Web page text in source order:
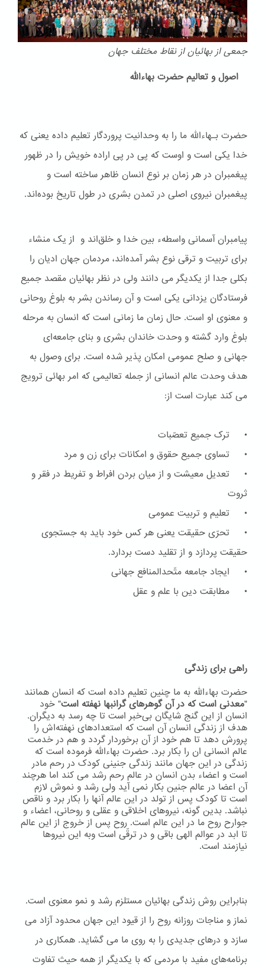
جمعی از بهائیان از نقاط مختلف جهان
اصول و تعالیم حضرت بهاءالله
حضرت بـهاءالله ما را به وحدانیت پروردگار تعلیم داده یعنی که
خدا یکی است و اوست که پی در پی اراده خویش را در ظهور
پیغمبران در هر زمان بر نوع انسان ظاهر ساخته است و
پیغمبران نیروی اصلی در تمدن بشری در طول تاریخ بوده‌اند.
پیامبران آسمانی واسطهء بین خدا و خلق‌اند و از یک منشاء
برای تربیت و ترقی نوع بشر آمده‌اند، مردمان جهان ادیان را
بکلی جدا از یکدیگر می دانند ولی در نظر بهائیان مقصد جمیع
فرستادگان یزدانی یکی است و آن رساندن بشر به بلوغ روحانی
و معنوی او است. حال زمان ما زمانی است که انسان به مرحله
بلوغ وارد گشته و وحدت خاندان بشری و بنای جامعه‌ای
جهانی و صلح عمومی امکان پذیر شده است. برای وصول به
هدف وحدت عالم انسانی از جمله تعالیمی که امر بهائی ترویج
می کند عبارت است از:
• ترک جمیع تعصّبات
• تساوی جمیع حقوق و امکانات برای زن و مرد
• تعدیل معیشت و از میان بردن افراط و تفریط در فقر و
ثروت
• تعلیم و تربیت عمومی
• تحرّی حقیقت یعنی هر کس خود باید به جستجوی
حقیقت پردازد و از تقلید دست بردارد.
• ایجاد جامعه متّحدالمنافع جهانی
• مطابقت دین با علم و عقل
راهی برای زندگی
حضرت بهاءاللّه به ما چنین تعلیم داده است که انسان همانند
"معدنی است که در آن گوهرهای گرانبها نهفته است" خود
انسان از این گنج شایگان بی‌خبر است تا چه رسد به دیگران.
هدف از زندگی انسان آن است که استعدادهای نهفته‌اش را
پرورش دهد تا هم خود از آن برخوردار گردد و هم در خدمت
عالم انسانی ان را بکار برد. حضرت بهاءاللّه فرموده است که
زندگی در این جهان مانند زندگی جنینی کودک در رحم مادر
است و اعضاء بدن انسان در عالم رحم رشد می کند اما هرچند
آن اعضا در عالم جنین بکار نمی آید ولی رشد و نموش لازم
است تا کودک پس از تولد در این عالم آنها را بکار برد و ناقص
نباشد. بدین گونه، نیروهای اخلاقی و عقلی و روحانی، اعضاء و
جوارح روح ما در این عالم است. روح پس از خروج از این عالم
تا ابد در عوالم الهی باقی و در ترقّی است وبه اين نيروها
نيازمند است.
بنابراین روش زندگی بهائیان مستلزم رشد و نمو معنوی است.
نماز و مناجات روزانه روح را از قیود این جهان محدود آزاد می
سازد و درهای جدیدی را به روی ما می گشاید. همکاری در
برنامه‌های مفید با مردمی که با یکدیگر از همه حیث تفاوت